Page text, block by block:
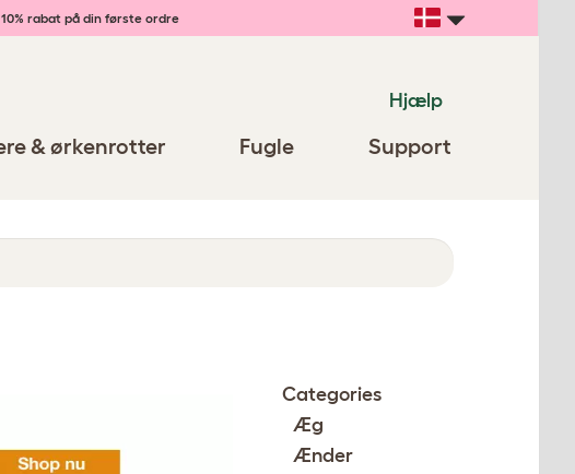
10% rabat på din første ordre
Hjælp
& ørkenrotter Fugle Support
Categories
Æg
Ænder